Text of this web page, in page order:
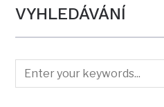
VYHLEDÁVÁNÍ